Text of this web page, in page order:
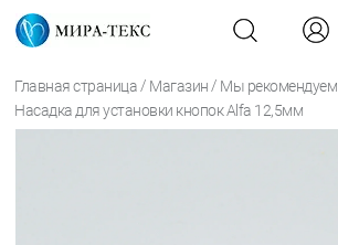
Главная страница / Магазин / Мы рекомендуем
Насадка для установки кнопок Alfa 12,5мм